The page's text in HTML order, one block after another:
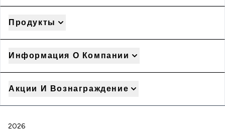
Продукты
Информация О Компании
Акции И Вознаграждение
2026